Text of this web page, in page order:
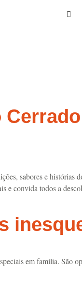
sabores e histórias
e convida todos a
em família. São